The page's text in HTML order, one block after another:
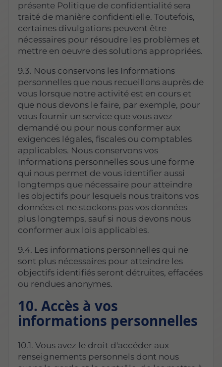
présente Politique de confidentialité sera
traité de manière confidentielle. Toutefois,
certaines divulgations peuvent être
nécessaires pour résoudre les problèmes et
mettre en oeuvre des solutions appropriées.
9.3. Nous conservons les Informations
personnelles que nous recueillons auprès de
vous lorsque notre activité est en cours et
que nous devons le faire, par exemple, pour
vous fournir un service que vous avez
demandé ou pour nous conformer aux
exigences légales, fiscales ou comptables
applicables. Nous conservons vos
Informations personnelles sous une forme
qui nous permet de vous identifier aussi
longtemps que nécessaire pour atteindre
les objectifs pour lesquels nous traitons vos
données et ne stockons pas vos données
plus longtemps, sauf si nous devons nous
conformer aux lois applicables.
9.4. Les informations personnelles qui ne
sont plus nécessaires pour atteindre les
objectifs identifiés seront détruites, effacées
ou rendues anonymes.
10. Accès à vos
informations personnelles
10.1. Vous avez le droit d'accéder aux
renseignements personnels dont nous